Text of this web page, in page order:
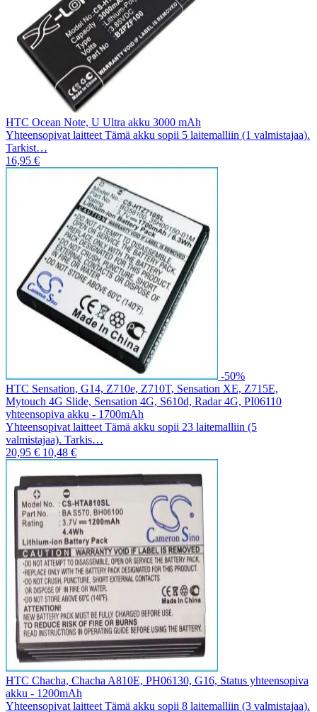
HTC Ocean Note, U Ultra akku 3000 mAh
Yhteensopivat laitteet Tämä akku sopii 5 laitemalliin (1 valmistajaa).
Tarkist…
16,95 €
-50%
HTC Sensation, G14, Z710e, Z710T, Sensation XE, Z715E,
Mytouch 4G Slide, Sensation 4G, S610d, Radar 4G, PI06110
yhteensopiva akku - 1700mAh
Yhteensopivat laitteet Tämä akku sopii 23 laitemalliin (5
valmistajaa). Tarkis…
20,95 € 10,48 €
HTC Chacha, Chacha A810E, PH06130, G16, Status yhteensopiva
akku - 1200mAh
Yhteensopivat laitteet Tämä akku sopii 8 laitemalliin (3 valmistajaa).